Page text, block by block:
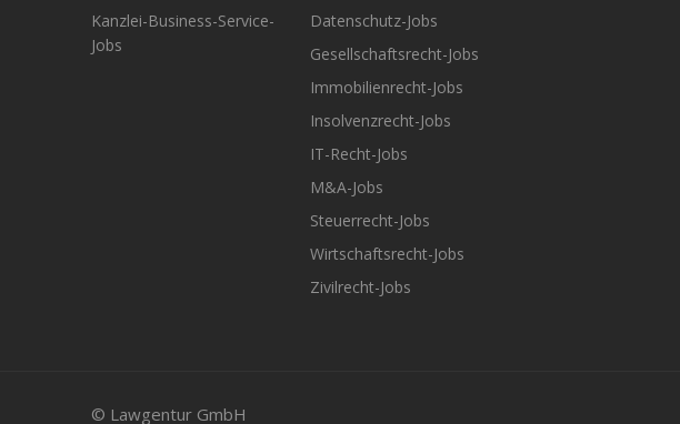
Kanzlei-Business-Service-
Jobs
Datenschutz-Jobs
Gesellschaftsrecht-Jobs
Immobilienrecht-Jobs
Insolvenzrecht-Jobs
IT-Recht-Jobs
M&A-Jobs
Steuerrecht-Jobs
Wirtschaftsrecht-Jobs
Zivilrecht-Jobs
© Lawgentur GmbH